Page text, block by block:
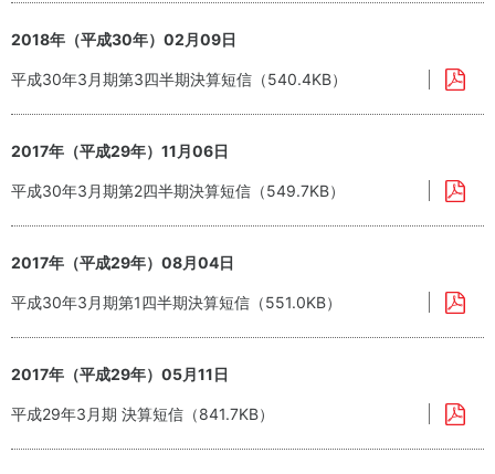
2018年（平成30年）02月09日
平成30年3月期第3四半期決算短信（540.4KB）
2017年（平成29年）11月06日
平成30年3月期第2四半期決算短信（549.7KB）
2017年（平成29年）08月04日
平成30年3月期第1四半期決算短信（551.0KB）
2017年（平成29年）05月11日
平成29年3月期 決算短信（841.7KB）